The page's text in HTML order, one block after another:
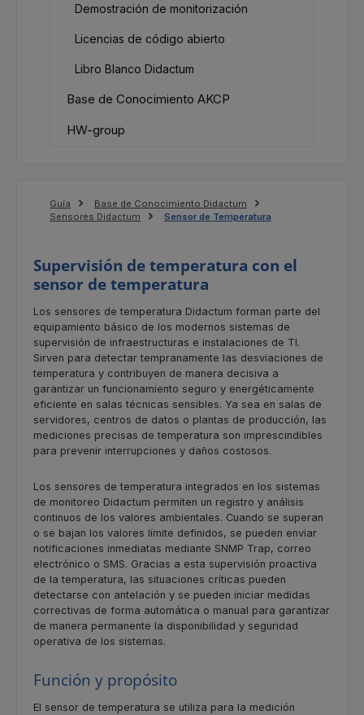
Demostración de monitorización
Licencias de código abierto
Libro Blanco Didactum
Base de Conocimiento AKCP
HW-group
Guía
Base de Conocimiento Didactum
Sensores Didactum
Sensor de Temperatura
Supervisión de temperatura con el
sensor de temperatura
Los sensores de temperatura Didactum forman parte del
equipamiento básico de los modernos sistemas de
supervisión de infraestructuras e instalaciones de TI.
Sirven para detectar tempranamente las desviaciones de
temperatura y contribuyen de manera decisiva a
garantizar un funcionamiento seguro y energéticamente
eficiente en salas técnicas sensibles. Ya sea en salas de
servidores, centros de datos o plantas de producción, las
mediciones precisas de temperatura son imprescindibles
para prevenir interrupciones y daños costosos.
Los sensores de temperatura integrados en los sistemas
de monitoreo Didactum permiten un registro y análisis
continuos de los valores ambientales. Cuando se superan
o se bajan los valores límite definidos, se pueden enviar
notificaciones inmediatas mediante SNMP Trap, correo
electrónico o SMS. Gracias a esta supervisión proactiva
de la temperatura, las situaciones críticas pueden
detectarse con antelación y se pueden iniciar medidas
correctivas de forma automática o manual para garantizar
de manera permanente la disponibilidad y seguridad
operativa de los sistemas.
Función y propósito
El sensor de temperatura se utiliza para la medición